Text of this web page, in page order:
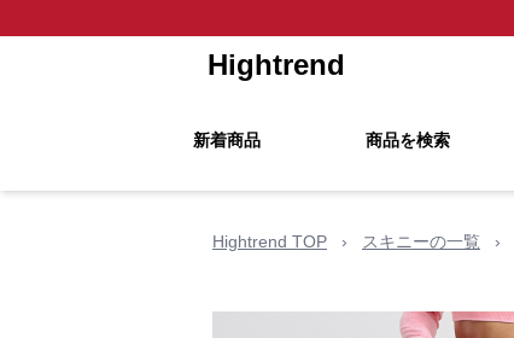
Hightrend
新着商品 商品を検索
Hightrend TOP › スキニーの一覧 ›